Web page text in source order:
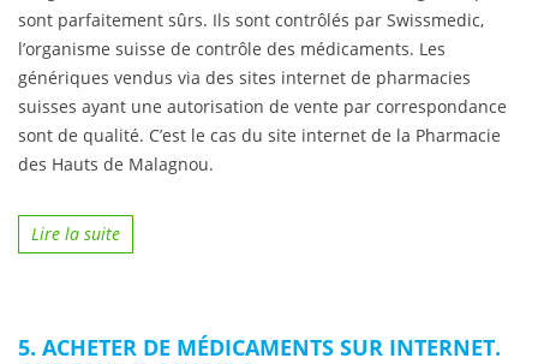
sont parfaitement sûrs. Ils sont contrôlés par Swissmedic,
l’organisme suisse de contrôle des médicaments. Les
génériques vendus via des sites internet de pharmacies
suisses ayant une autorisation de vente par correspondance
sont de qualité. C’est le cas du site internet de la Pharmacie
des Hauts de Malagnou.
Lire la suite
5. ACHETER DE MÉDICAMENTS SUR INTERNET.